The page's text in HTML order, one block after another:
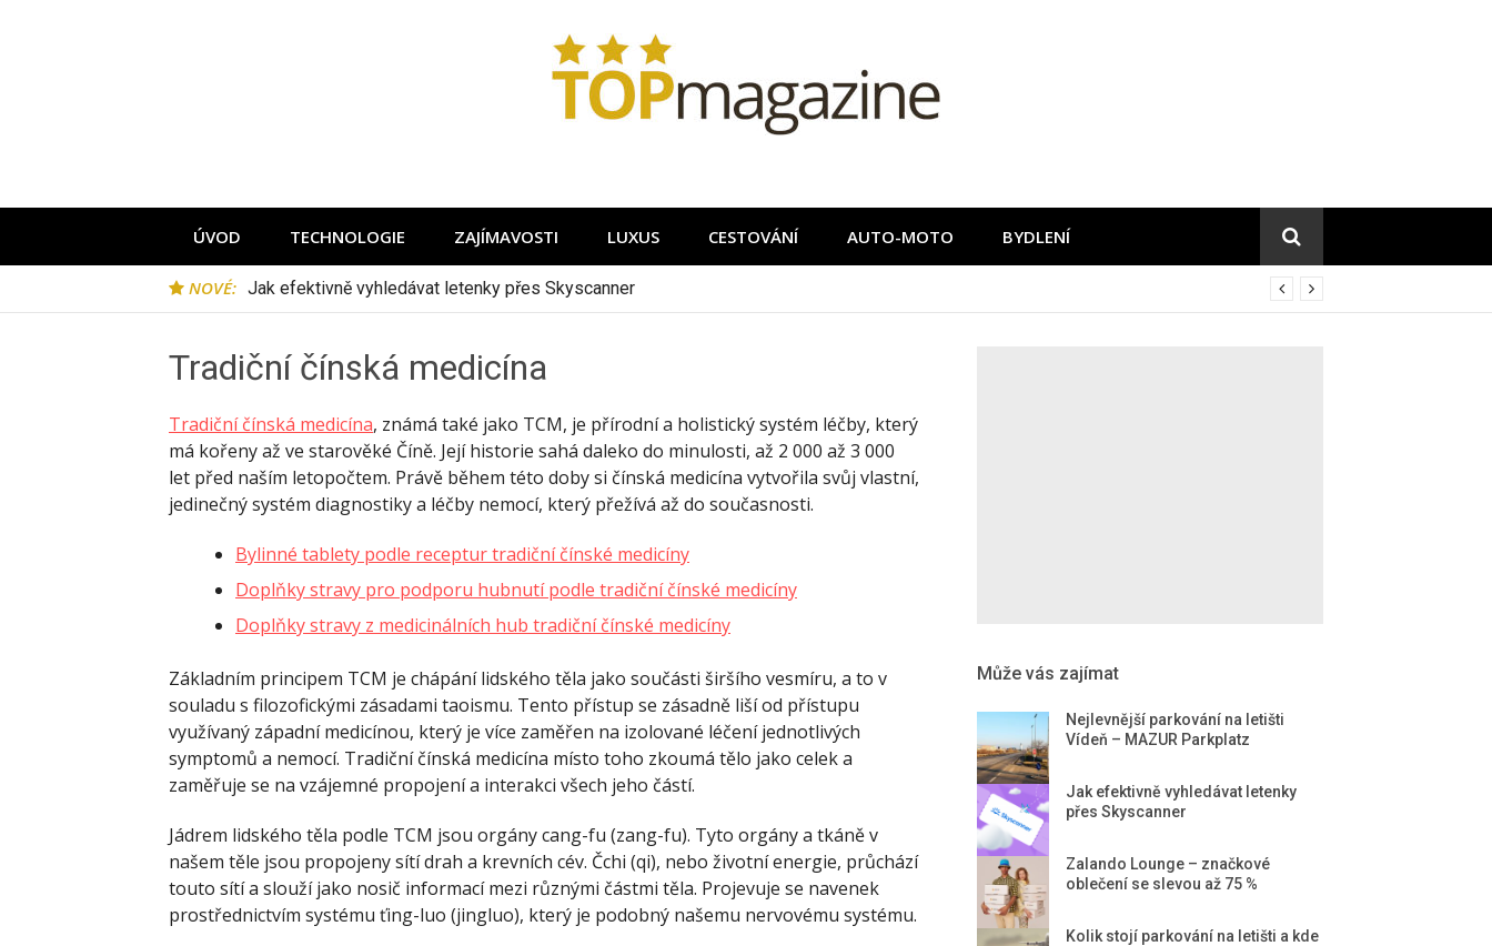
ÚVOD TECHNOLOGIE ZAJÍMAVOSTI LUXUS CESTOVÁNÍ AUTO-MOTO BYDLENÍ
NOVÉ: Jak efektivně vyhledávat letenky přes Skyscanner
Tradiční čínská medicína
Tradiční čínská medicína, známá také jako TCM, je přírodní a holistický systém léčby, který
má kořeny až ve starověké Číně. Její historie sahá daleko do minulosti, až 2 000 až 3 000
let před naším letopočtem. Právě během této doby si čínská medicína vytvořila svůj vlastní,
jedinečný systém diagnostiky a léčby nemocí, který přežívá až do současnosti.
Bylinné tablety podle receptur tradiční čínské medicíny
Doplňky stravy pro podporu hubnutí podle tradiční čínské medicíny
Doplňky stravy z medicinálních hub tradiční čínské medicíny
Základním principem TCM je chápání lidského těla jako součásti širšího vesmíru, a to v
souladu s filozofickými zásadami taoismu. Tento přístup se zásadně liší od přístupu
využívaný západní medicínou, který je více zaměřen na izolované léčení jednotlivých
symptomů a nemocí. Tradiční čínská medicína místo toho zkoumá tělo jako celek a
zaměřuje se na vzájemné propojení a interakci všech jeho částí.
Jádrem lidského těla podle TCM jsou orgány cang-fu (zang-fu). Tyto orgány a tkáně v
našem těle jsou propojeny sítí drah a krevních cév. Čchi (qi), nebo životní energie, průchází
touto sítí a slouží jako nosič informací mezi různými částmi těla. Projevuje se navenek
prostřednictvím systému ťing-luo (jingluo), který je podobný našemu nervovému systému.
Může vás zajímat
Nejlevnější parkování na letišti
Vídeň – MAZUR Parkplatz
Jak efektivně vyhledávat letenky
přes Skyscanner
Zalando Lounge – značkové
oblečení se slevou až 75 %
Kolik stojí parkování na letišti a kde